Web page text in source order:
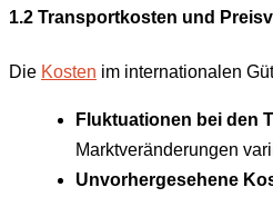
1.2 Transportkosten und
Die Kosten im internationalen
Fluktuationen bei den
Marktveränderungen
Unvorhergesehene